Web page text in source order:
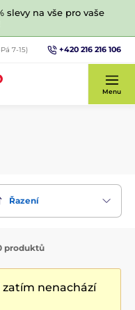
slevy na vše pro vaše
7-15) +420 216 216 106
Menu
Řazení
produktů
nenachází